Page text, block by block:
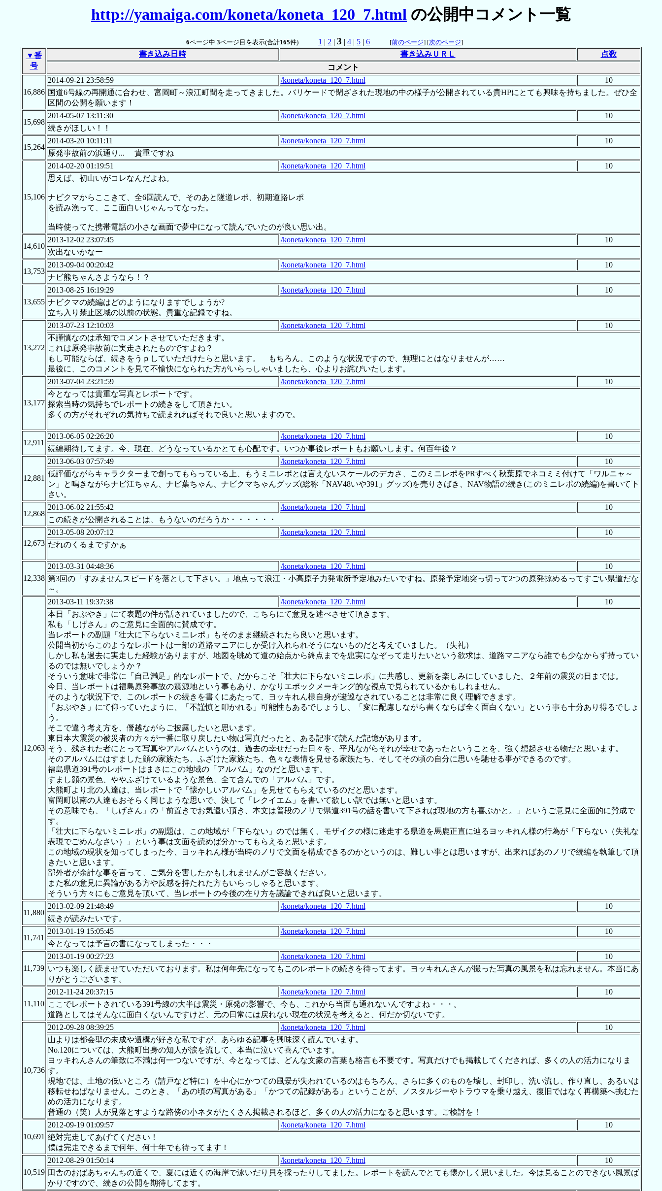
http://yamaiga.com/koneta/koneta_120_7.html の公開中コメント一覧
6ページ中 3ページ目を表示(合計165件) 1 | 2 | 3 | 4 | 5 | 6 [前のページ] [次のページ]
▼番
号
書き込み日時 書き込みＵＲＬ
点数
コメント
16,886
2014-09-21 23:58:59 /koneta/koneta_120_7.html
10
国道6号線の再開通に合わせ、富岡町～浪江町間を走ってきました。バリケードで閉ざされた現地の中の様子が公開されている貴HPにとても興味を持ちました。ぜひ全
区間の公開を願います！
15,698
2014-05-07 13:11:30 /koneta/koneta_120_7.html
10
続きがほしい！！
15,264
2014-03-20 10:11:11 /koneta/koneta_120_7.html
10
原発事故前の浜通り... 貴重ですね
15,106
2014-02-20 01:19:51 /koneta/koneta_120_7.html
10
思えば、初山いがコレなんだよね。
ナビクマからここきて、全6回読んで、そのあと隧道レポ、初期道路レポ
を読み漁って、ここ面白いじゃんってなった。
当時使ってた携帯電話の小さな画面で夢中になって読んでいたのが良い思い出。
14,610
2013-12-02 23:07:45 /koneta/koneta_120_7.html
10
次出ないかなー
13,753
2013-09-04 00:20:42 /koneta/koneta_120_7.html
10
ナビ熊ちゃんさようなら！？
13,655
2013-08-25 16:19:29 /koneta/koneta_120_7.html
10
ナビクマの続編はどのようになりますでしょうか?
立ち入り禁止区域の以前の状態。貴重な記録ですね。
13,272
2013-07-23 12:10:03 /koneta/koneta_120_7.html
10
不謹慎なのは承知でコメントさせていただきます。
これは原発事故前に実走されたものですよね？
もし可能ならば、続きをうｐしていただけたらと思います。 もちろん、このような状況ですので、無理にとはなりませんが……
最後に、このコメントを見て不愉快になられた方がいらっしゃいましたら、心よりお詫びいたします。
13,177
2013-07-04 23:21:59 /koneta/koneta_120_7.html
10
今となっては貴重な写真とレポートです。
探索当時の気持ちでレポートの続きをして頂きたい。
多くの方がそれぞれの気持ちで読まれればそれで良いと思いますので。
12,911
2013-06-05 02:26:20 /koneta/koneta_120_7.html
10
続編期待してます。今、現在、どうなっているかとても心配です。いつか事後レポートもお願いします。何百年後？
12,881
2013-06-03 07:57:49 /koneta/koneta_120_7.html
10
低評価ながらキャラクターまで創ってもらっている上、もうミニレポとは言えないスケールのデカさ、このミニレポをPRすべく秋葉原でネコミミ付けて「ワルニャ～
ン」と鳴きながらナビ江ちゃん、ナビ葉ちゃん、ナビクマちゃんグッズ(総称「NAV48いや391」グッズ)を売りさばき、NAV物語の続き(このミニレポの続編)を書いて下
さい。
12,868
2013-06-02 21:55:42 /koneta/koneta_120_7.html
10
この続きが公開されることは、もうないのだろうか・・・・・・
12,673
2013-05-08 20:07:12 /koneta/koneta_120_7.html
10
だれのくるまですかぁ
12,338
2013-03-31 04:48:36 /koneta/koneta_120_7.html
10
第3回の「すみませんスピードを落として下さい。」地点って浪江・小高原子力発電所予定地みたいですね。原発予定地突っ切って2つの原発掠めるってすごい県道だな
～。
12,063
2013-03-11 19:37:38 /koneta/koneta_120_7.html
10
本日「おぶやき」にて表題の件が話されていましたので、こちらにて意見を述べさせて頂きます。
私も「しげさん」のご意見に全面的に賛成です。
当レポートの副題「壮大に下らないミニレポ」もそのまま継続されたら良いと思います。
公開当初からこのようなレポートは一部の道路マニアにしか受け入れられそうにないものだと考えていました。（失礼）
しかし私も過去に実走した経験がありますが、地図を眺めて道の始点から終点までを忠実になぞって走りたいという欲求は、道路マニアなら誰でも少なからず持ってい
るのでは無いでしょうか？
そういう意味で非常に「自己満足」的なレポートで、だからこそ「壮大に下らないミニレポ」に共感し、更新を楽しみにしていました。２年前の震災の日までは。
今日、当レポートは福島原発事故の震源地という事もあり、かなりエポックメーキング的な視点で見られているかもしれません。
そのような状況下で、このレポートの続きを書くにあたって、ヨッキれん様自身が逡巡なされていることは非常に良く理解できます。
「おぶやき」にて仰っていたように、「不謹慎と叩かれる」可能性もあるでしょうし、「変に配慮しながら書くならば全く面白くない」という事も十分あり得るでしょ
う。
そこで違う考え方を、僭越ながらご披露したいと思います。
東日本大震災の被災者の方々が一番に取り戻したい物は写真だったと、ある記事で読んだ記憶があります。
そう、残された者にとって写真やアルバムというのは、過去の幸せだった日々を、平凡ながらそれが幸せであったということを、強く想起させる物だと思います。
そのアルバムにはすました顔の家族たち、ふざけた家族たち、色々な表情を見せる家族たち、そしてその頃の自分に思いを馳せる事ができるのです。
福島県道391号のレポートはまさにこの地域の「アルバム」なのだと思います。
すまし顔の景色、ややふざけているような景色、全て含んでの「アルバム」です。
大熊町より北の人達は、当レポートで「懐かしいアルバム」を見せてもらえているのだと思います。
富岡町以南の人達もおそらく同じような思いで、決して「レクイエム」を書いて欲しい訳では無いと思います。
その意味でも、「しげさん」の「前置きでお気遣い頂き、本文は普段のノリで県道391号の話を書いて下されば現地の方も喜ぶかと。」というご意見に全面的に賛成で
す。
「壮大に下らないミニレポ」の副題は、この地域が「下らない」のでは無く、モザイクの様に迷走する県道を馬鹿正直に辿るヨッキれん様の行為が「下らない（失礼な
表現でごめんなさい）」という事は文面を読めば分かってもらえると思います。
この地域の現状を知ってしまった今、ヨッキれん様が当時のノリで文面を構成できるのかというのは、難しい事とは思いますが、出来ればあのノリで続編を執筆して頂
きたいと思います。
部外者が余計な事を言って、ご気分を害したかもしれませんがご容赦ください。
また私の意見に異論がある方や反感を持たれた方もいらっしゃると思います。
そういう方々にもご意見を頂いて、当レポートの今後の在り方を議論できれば良いと思います。
11,880
2013-02-09 21:48:49 /koneta/koneta_120_7.html
10
続きが読みたいです。
11,741
2013-01-19 15:05:45 /koneta/koneta_120_7.html
10
今となっては予言の書になってしまった・・・
11,739
2013-01-19 00:27:23 /koneta/koneta_120_7.html
10
いつも楽しく読ませていただいております。私は何年先になってもこのレポートの続きを待ってます。ヨッキれんさんが撮った写真の風景を私は忘れません。本当にあ
りがとうございます。
11,110
2012-11-24 20:37:15 /koneta/koneta_120_7.html
10
ここでレポートされている391号線の大半は震災・原発の影響で、今も、これから当面も通れないんですよね・・・。
道路としてはそんなに面白くないんですけど、元の日常には戻れない現在の状況を考えると、何だか切ないです。
10,736
2012-09-28 08:39:25 /koneta/koneta_120_7.html
10
山よりは都会型の未成や遺構が好きな私ですが、あらゆる記事を興味深く読んでいます。
No.120については、大熊町出身の知人が涙を流して、本当に泣いて喜んでいます。
ヨッキれんさんの筆致に不満は何一つないですが、今となっては、どんな文豪の言葉も格言も不要です。写真だけでも掲載してくだされば、多くの人の活力になりま
す。
現地では、土地の低いところ（請戸など特に）を中心にかつての風景が失われているのはもちろん、さらに多くのものを壊し、封印し、洗い流し、作り直し、あるいは
移転せねばなりません。このとき、「あの頃の写真がある」「かつての記録がある」ということが、ノスタルジーやトラウマを乗り越え、復旧ではなく再構築へ挑むた
めの活力になります。
普通の（笑）人が見落とすような路傍の小ネタがたくさん掲載されるほど、多くの人の活力になると思います。ご検討を！
10,691
2012-09-19 01:09:57 /koneta/koneta_120_7.html
10
絶対完走してあげてください！
僕は完走できるまで何年、何十年でも待ってます！
10,519
2012-08-29 01:50:14 /koneta/koneta_120_7.html
10
田舎のおばあちゃんちの近くで、夏には近くの海岸で泳いだり貝を採ったりしてました。レポートを読んでとても懐かしく思いました。今は見ることのできない風景ば
かりですので、続きの公開を期待してます。